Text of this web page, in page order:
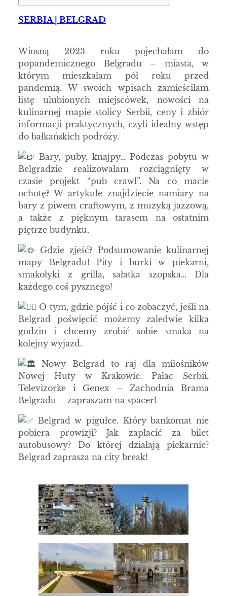
SERBIA | BELGRAD
Wiosną 2023 roku pojechałam do
popandemicznego Belgradu – miasta, w
którym mieszkałam pół roku przed
pandemią. W swoich wpisach zamieściłam
listę ulubionych miejscówek, nowości na
kulinarnej mapie stolicy Serbii, ceny i zbiór
informacji praktycznych, czyli idealny wstęp
do bałkańskich podróży.
Bary, puby, knajpy… Podczas pobytu w
Belgradzie realizowałam rozciągnięty w
czasie projekt “pub crawl”. Na co macie
ochotę? W artykule znajdziecie namiary na
bary z piwem craftowym, z muzyką jazzową,
a także z pięknym tarasem na ostatnim
piętrze budynku.
Gdzie zjeść? Podsumowanie kulinarnej
mapy Belgradu! Pity i burki w piekarni,
smakołyki z grilla, sałatka szopska… Dla
każdego coś pysznego!
O tym, gdzie pójść i co zobaczyć, jeśli na
Belgrad poświęcić możemy zaledwie kilka
godzin i chcemy zrobić sobie smaka na
kolejny wyjazd.
Nowy Belgrad to raj dla miłośników
Nowej Huty w Krakowie. Pałac Serbii,
Televizorke i Genex – Zachodnia Brama
Belgradu – zapraszam na spacer!
Belgrad w pigułce. Który bankomat nie
pobiera prowizji? Jak zapłacić za bilet
autobusowy? Do której działają piekarnie?
Belgrad zaprasza na city break!